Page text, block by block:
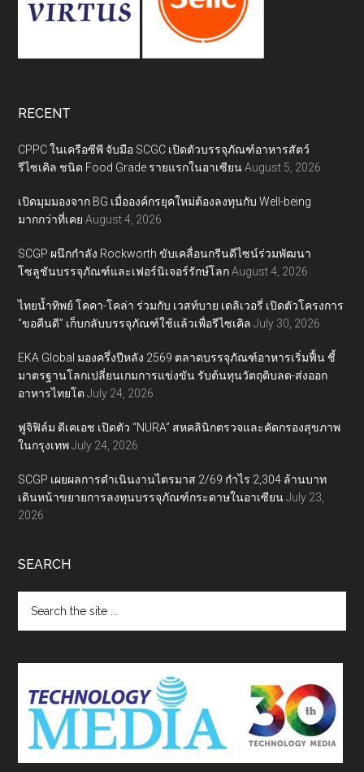
RECENT
CPPC ในเครือซีพี จับมือ SCGC เปิดตัวบรรจุภัณฑ์อาหารสัตว์
รีไซเคิล ชนิด Food Grade รายแรกในอาเซียน August 5, 2026
เปิดมุมมองจาก BG เมื่อองค์กรยุคใหม่ต้องลงทุนกับ Well-being
มากกว่าที่เคย August 4, 2026
SCGP ผนึกกำลัง Rockworth ขับเคลื่อนกรีนดีไซน์ร่วมพัฒนา
โซลูชันบรรจุภัณฑ์และเฟอร์นิเจอร์รักษ์โลก August 4, 2026
ไทยน้ำทิพย์ โคคา-โคล่า ร่วมกับ เวสท์บาย เดลิเวอรี่ เปิดตัวโครงการ
“ขอคืนดี” เก็บกลับบรรจุภัณฑ์ใช้แล้วเพื่อรีไซเคิล July 30, 2026
EKA Global มองครึ่งปีหลัง 2569 ตลาดบรรจุภัณฑ์อาหารเริ่มฟื้น ชี้
มาตรฐานโลกเปลี่ยนเกมการแข่งขัน รับต้นทุนวัตถุดิบลด-ส่งออก
อาหารไทยโต July 24, 2026
ฟูจิฟิล์ม ดีเคเอช เปิดตัว “NURA” สหคลินิกตรวจและคัดกรองสุขภาพ
ในกรุงเทพ July 24, 2026
SCGP เผยผลการดำเนินงานไตรมาส 2/69 กำไร 2,304 ล้านบาท
เดินหน้าขยายการลงทุนบรรจุภัณฑ์กระดาษในอาเซียน July 23,
2026
SEARCH
the